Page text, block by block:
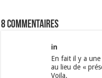
8 commentaires
in
En fait il y a
au lieu de «
Voila.